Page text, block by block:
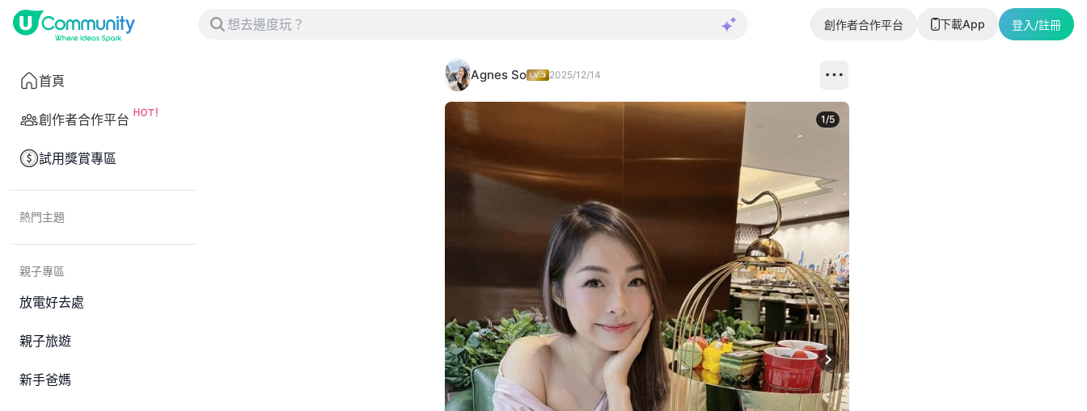
創作者合作平台 下載App 登入/註冊
首頁
創作者合作平台
試用獎賞專區
熱門主題
親子專區
放電好去處
親子旅遊
新手爸媽
Agnes So 2025/12/14
Next slide
1/5